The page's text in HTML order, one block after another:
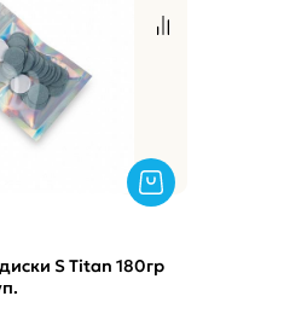
S Titan 180гр